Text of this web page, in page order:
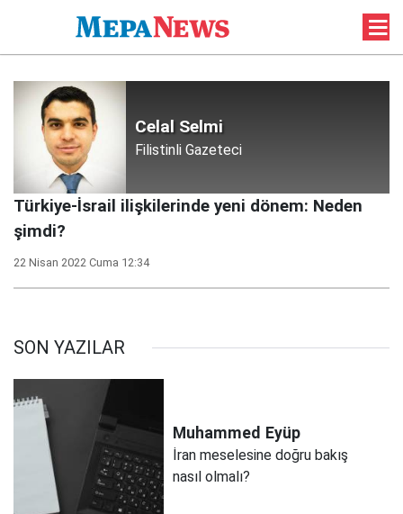
Celal Selmi
Filistinli Gazeteci
Türkiye-İsrail ilişkilerinde yeni dönem: Neden
şimdi?
22 Nisan 2022 Cuma 12:34
SON YAZILAR
Muhammed Eyüp
İran meselesine doğru bakış
nasıl olmalı?